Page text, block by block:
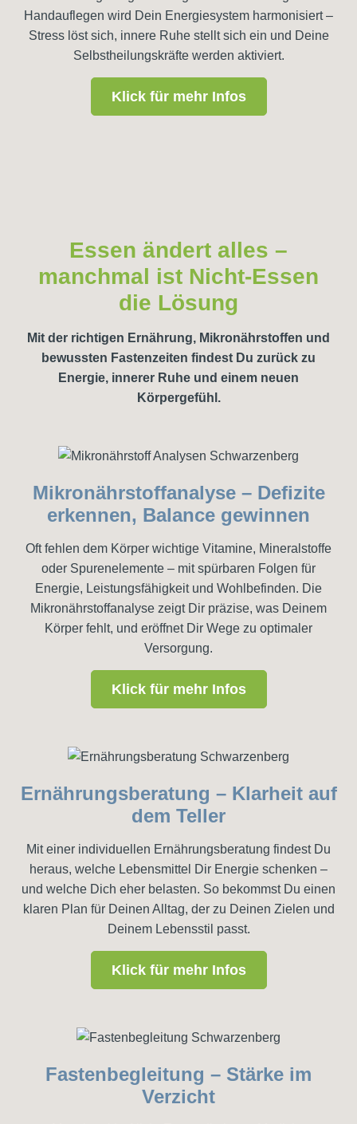
Handauflegen wird Dein Energiesystem harmonisiert –
Stress löst sich, innere Ruhe stellt sich ein und Deine
Selbstheilungskräfte werden aktiviert.
Klick für mehr Infos
Essen ändert alles –
manchmal ist Nicht-Essen
die Lösung
Mit der richtigen Ernährung, Mikronährstoffen und
bewussten Fastenzeiten findest Du zurück zu
Energie, innerer Ruhe und einem neuen
Körpergefühl.
Mikronährstoffanalyse – Defizite
erkennen, Balance gewinnen
Oft fehlen dem Körper wichtige Vitamine, Mineralstoffe
oder Spurenelemente – mit spürbaren Folgen für
Energie, Leistungsfähigkeit und Wohlbefinden. Die
Mikronährstoffanalyse zeigt Dir präzise, was Deinem
Körper fehlt, und eröffnet Dir Wege zu optimaler
Versorgung.
Klick für mehr Infos
Ernährungsberatung – Klarheit auf
dem Teller
Mit einer individuellen Ernährungsberatung findest Du
heraus, welche Lebensmittel Dir Energie schenken –
und welche Dich eher belasten. So bekommst Du einen
klaren Plan für Deinen Alltag, der zu Deinen Zielen und
Deinem Lebensstil passt.
Klick für mehr Infos
Fastenbegleitung – Stärke im
Verzicht